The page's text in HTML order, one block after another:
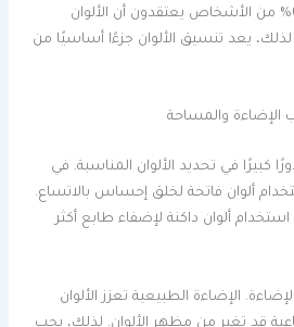
فريدة. وفقًا للإحصائيات، 62% من الأشخاص يعتقدون أن الألوان
لذلك، يعد تنسيق الألوان جزءًا أساسيًا من
الإضاءة والمساحة
كبيرًا في تحديد الألوان المناسبة. في
ألوان فاتحة لخلق إحساس بالاتساع.
ألوان داكنة لإضفاء طابع أكثر
الإضاءة الطبيعية تعزز الألوان
قد تغير من مظهر الألوان. لذلك، يجب